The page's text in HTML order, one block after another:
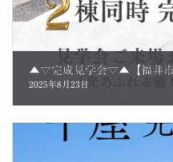
2025年8月23日